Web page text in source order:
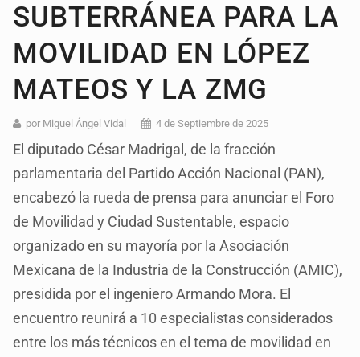
SUBTERRÁNEA PARA LA
MOVILIDAD EN LÓPEZ
MATEOS Y LA ZMG
por Miguel Ángel Vidal 4 de Septiembre de 2025
El diputado César Madrigal, de la fracción
parlamentaria del Partido Acción Nacional (PAN),
encabezó la rueda de prensa para anunciar el Foro
de Movilidad y Ciudad Sustentable, espacio
organizado en su mayoría por la Asociación
Mexicana de la Industria de la Construcción (AMIC),
presidida por el ingeniero Armando Mora. El
encuentro reunirá a 10 especialistas considerados
entre los más técnicos en el tema de movilidad en